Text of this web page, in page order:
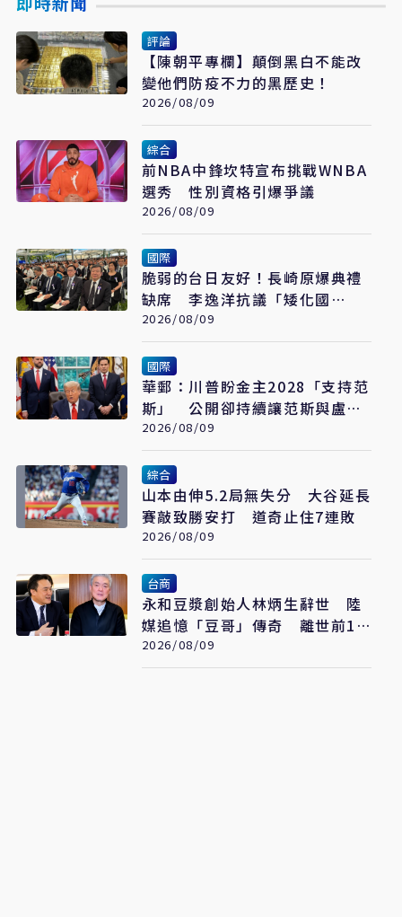
評論
【陳朝平專欄】顛倒黑白不能改
變他們防疫不力的黑歷史！
2026/08/09
綜合
前NBA中鋒坎特宣布挑戰WNBA
選秀 性別資格引爆爭議
2026/08/09
國際
脆弱的台日友好！長崎原爆典禮
缺席 李逸洋抗議「矮化國
格」：日媒揭長崎特殊安排
2026/08/09
國際
華郵：川普盼金主2028「支持范
斯」 公開卻持續讓范斯與盧比
奧較勁接班
2026/08/09
綜合
山本由伸5.2局無失分 大谷延長
賽敲致勝安打 道奇止住7連敗
2026/08/09
台商
永和豆漿創始人林炳生辭世 陸
媒追憶「豆哥」傳奇 離世前13
天弟弟接掌香港永和
2026/08/09